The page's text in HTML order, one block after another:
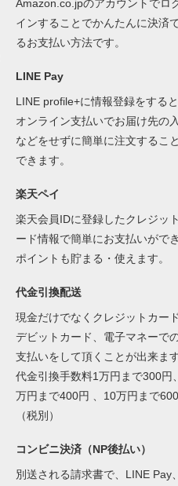
Amazon.co.jpのアカウントでロ
インすることでかんたんに決済
るお支払い方法です。
LINE Pay
LINE profile+に情報登録をすると
オンライン支払いでお届け先の
などをせずに簡単に注文するこ
できます。
楽天ペイ
楽天会員IDに登録したクレジッ
ード情報で簡単にお支払いができ
ポイントも貯まる・使えます。
代金引換配送
現金だけでなくクレジットカード
デビットカード、電子マネーで
支払いをして頂くことが出来ます
代金引換手数料1万円まで300円
万円まで400円 、10万円まで
（税別）
コンビニ決済（NP後払い）
別送される請求書で、LINE Pay、